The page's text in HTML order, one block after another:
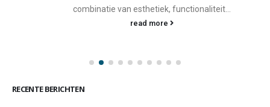
combinatie van esthetiek, functionaliteit...
read more
RECENTE BERICHTEN